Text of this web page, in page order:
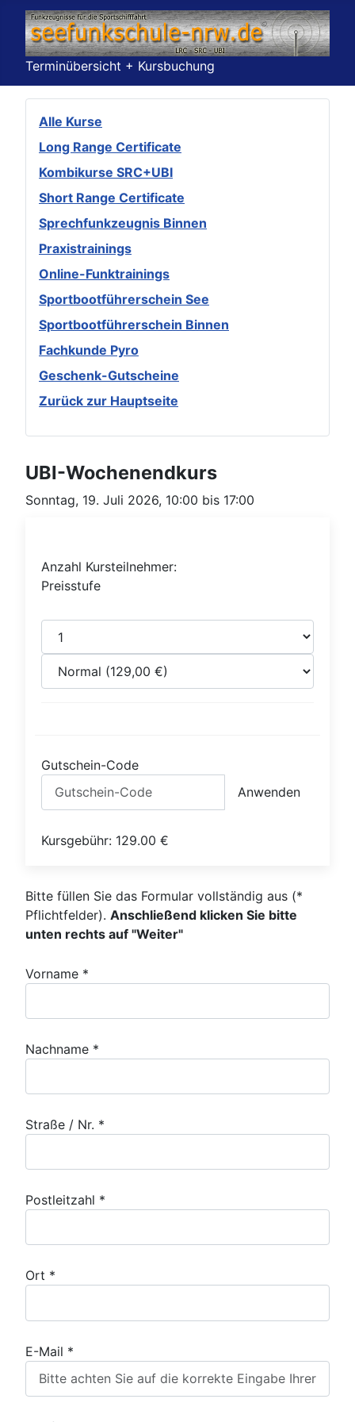
Terminübersicht + Kursbuchung
Alle Kurse
Long Range Certificate
Kombikurse SRC+UBI
Short Range Certificate
Sprechfunkzeugnis Binnen
Praxistrainings
Online-Funktrainings
Sportbootführerschein See
Sportbootführerschein Binnen
Fachkunde Pyro
Geschenk-Gutscheine
Zurück zur Hauptseite
UBI-Wochenendkurs
Sonntag, 19. Juli 2026, 10:00 bis 17:00
Anzahl Kursteilnehmer:
Preisstufe
Gutschein-Code
Anwenden
Kursgebühr: 129.00 €
Bitte füllen Sie das Formular vollständig aus (*
Pflichtfelder). Anschließend klicken Sie bitte
unten rechts auf "Weiter"
Vorname *
Nachname *
Straße / Nr. *
Postleitzahl *
Ort *
E-Mail *